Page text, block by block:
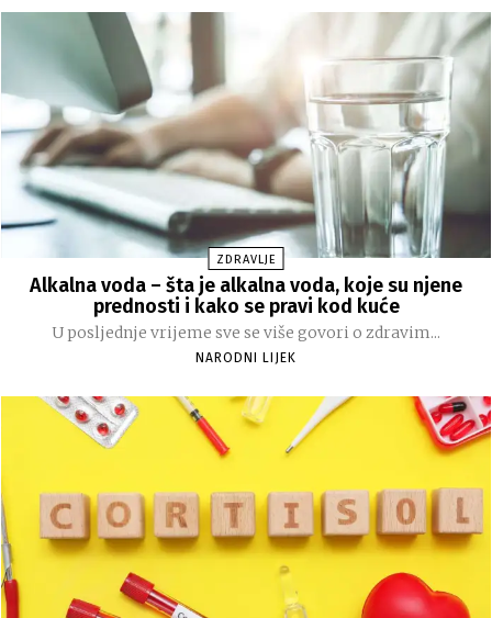
ZDRAVLJE
Alkalna voda – šta je alkalna voda, koje su njene
prednosti i kako se pravi kod kuće
U posljednje vrijeme sve se više govori o zdravim...
NARODNI LIJEK